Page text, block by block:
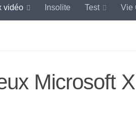
vidéo Insolite Test Vie
Microsoft